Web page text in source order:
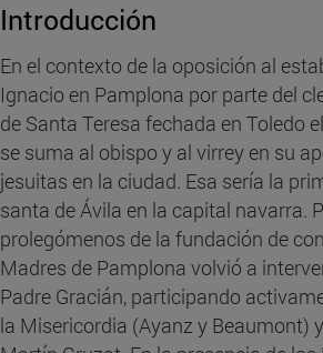
Introducción
En el contexto de la oposición al
Ignacio en Pamplona por parte del
de Santa Teresa fechada en Toledo
se suma al obispo y al virrey en su
jesuitas en la ciudad. Esa sería la
santa de Ávila en la capital navarra.
prolegómenos de la fundación de
Madres de Pamplona volvió a
Padre Gracián, participando
la Misericordia (Ayanz y Beaumont)